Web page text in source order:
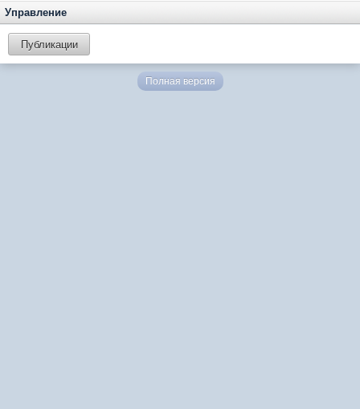
Управление
Публикации
Полная версия